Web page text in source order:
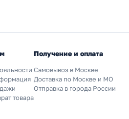
товара
Получение и оплата
Самовывоз в Москве
Доставка по Москве и МО
Отправка в города России